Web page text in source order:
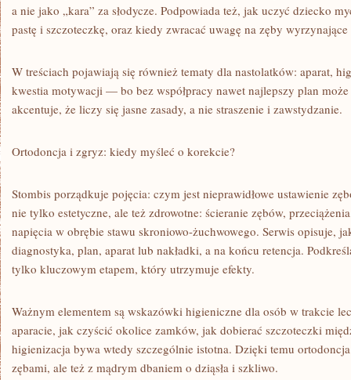
a nie jako „kara” za słodycze. Podpowiada też, jak uczyć dziecko
pastę i szczoteczkę, oraz kiedy zwracać uwagę na zęby wyrzynające
W treściach pojawiają się również tematy dla nastolatków: aparat,
kwestia motywacji — bo bez współpracy nawet najlepszy plan
akcentuje, że liczy się jasne zasady, a nie straszenie i zawstydzanie.
Ortodoncja i zgryz: kiedy myśleć o korekcie?
Stombis porządkuje pojęcia: czym jest nieprawidłowe ustawienie
nie tylko estetyczne, ale też zdrowotne: ścieranie zębów,
napięcia w obrębie stawu skroniowo-żuchwowego. Serwis opisuje,
diagnostyka, plan, aparat lub nakładki, a na końcu retencja.
tylko kluczowym etapem, który utrzymuje efekty.
Ważnym elementem są wskazówki higieniczne dla osób w trakcie
aparacie, jak czyścić okolice zamków, jak dobierać szczoteczki
higienizacja bywa wtedy szczególnie istotna. Dzięki temu
zębami, ale też z mądrym dbaniem o dziąsła i szkliwo.